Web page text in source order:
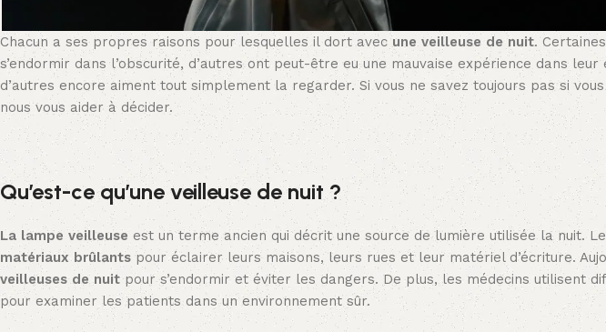
Chacun a ses propres raisons pour lesquelles il dort avecune veilleuse de nuit.
s’endormir dans l’obscurité, d’autres ont peut-être eu une mauvaise expérience dans
d’autres encore aiment tout simplement la regarder. Si vous ne savez toujours pas si
nous vous aider à décider.
Qu’est-ce qu’une veilleuse de nuit ?
La lampe veilleuse est un terme ancien qui décrit une source de lumière utilisée la nuit.
matériaux brûlants pour éclairer leurs maisons, leurs rues et leur matériel d’écriture.
veilleuses de nuitpour s’endormir et éviter les dangers. De plus, les médecins utilisent
pour examiner les patients dans un environnement sûr.